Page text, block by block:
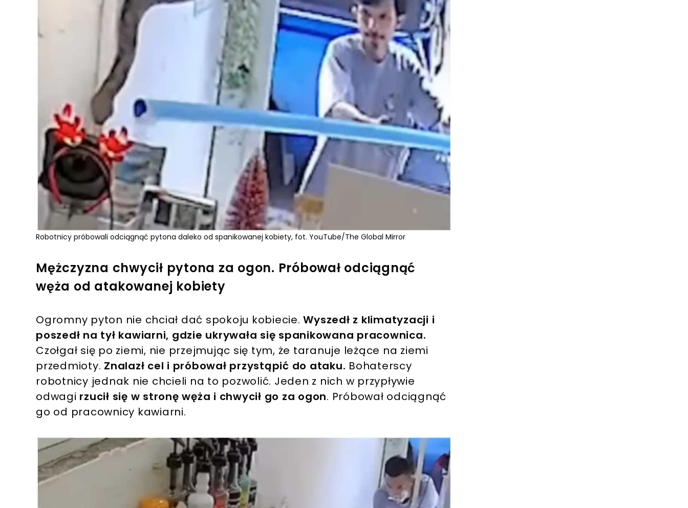
Robotnicy próbowali odciągnąć pytona daleko od spanikowanej kobiety, fot. YouTube/The Global Mirror
Mężczyzna chwycił pytona za ogon. Próbował odciągnąć
węża od atakowanej kobiety
Ogromny pyton nie chciał dać spokoju kobiecie.Wyszedł z klimatyzacji i
poszedł na tył kawiarni, gdzie ukrywała się spanikowana pracownica.
Czołgał się po ziemi, nie przejmując się tym, że taranuje leżące na ziemi
przedmioty. Znalazł cel i próbował przystąpić do ataku. Bohaterscy
robotnicy jednak nie chcieli na to pozwolić. Jeden z nich w przypływie
odwagi rzucił się w stronę węża i chwycił go za ogon. Próbował odciągnąć
go od pracownicy kawiarni.